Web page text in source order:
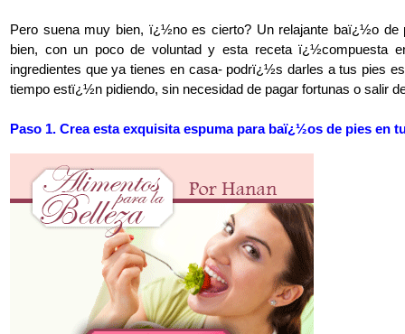
Pero suena muy bien, ï¿½no es cierto? Un relajante baï¿½o de
bien, con un poco de voluntad y esta receta ï¿½compuesta
ingredientes que ya tienes en casa- podrï¿½s darles a tus pies
tiempo estï¿½n pidiendo, sin necesidad de pagar fortunas o salir
Paso 1. Crea esta exquisita espuma para baï¿½os de pies en